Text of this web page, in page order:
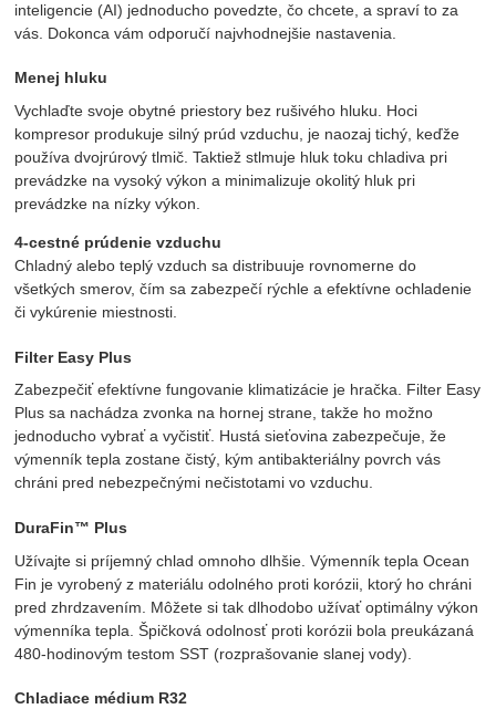
inteligencie (AI) jednoducho povedzte, čo chcete, a spraví to za
vás. Dokonca vám odporučí najvhodnejšie nastavenia.
Menej hluku
Vychlaďte svoje obytné priestory bez rušivého hluku. Hoci
kompresor produkuje silný prúd vzduchu, je naozaj tichý, keďže
používa dvojrúrový tlmič. Taktiež stlmuje hluk toku chladiva pri
prevádzke na vysoký výkon a minimalizuje okolitý hluk pri
prevádzke na nízky výkon.
4-cestné prúdenie vzduchu
Chladný alebo teplý vzduch sa distribuuje rovnomerne do
všetkých smerov, čím sa zabezpečí rýchle a efektívne ochladenie
či vykúrenie miestnosti.
Filter Easy Plus
Zabezpečiť efektívne fungovanie klimatizácie je hračka. Filter Easy
Plus sa nachádza zvonka na hornej strane, takže ho možno
jednoducho vybrať a vyčistiť. Hustá sieťovina zabezpečuje, že
výmenník tepla zostane čistý, kým antibakteriálny povrch vás
chráni pred nebezpečnými nečistotami vo vzduchu.
DuraFin™ Plus
Užívajte si príjemný chlad omnoho dlhšie. Výmenník tepla Ocean
Fin je vyrobený z materiálu odolného proti korózii, ktorý ho chráni
pred zhrdzavením. Môžete si tak dlhodobo užívať optimálny výkon
výmenníka tepla. Špičková odolnosť proti korózii bola preukázaná
480-hodinovým testom SST (rozprašovanie slanej vody).
Chladiace médium R32